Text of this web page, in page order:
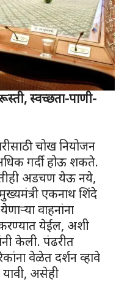
स्वच्छता-पाणी-
चोख नियोजन
गर्दी होऊ शकते.
अडचण येऊ नये,
एकनाथ शिंदे
वाहनांना
करण्यात येईल, अशी
केली. पंढरीत
वेळेत दर्शन व्हावे
यावी, असेही